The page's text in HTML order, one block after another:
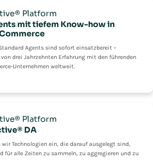
Platform
mit tiefem Know-how in
Agents sind sofort einsatzbereit –
drei Jahrzehnten Erfahrung mit den führenden
Unternehmen weltweit.
Platform
DA
Technologien ein, die darauf ausgelegt sind,
für alle Zeiten zu sammeln, zu aggregieren und zu